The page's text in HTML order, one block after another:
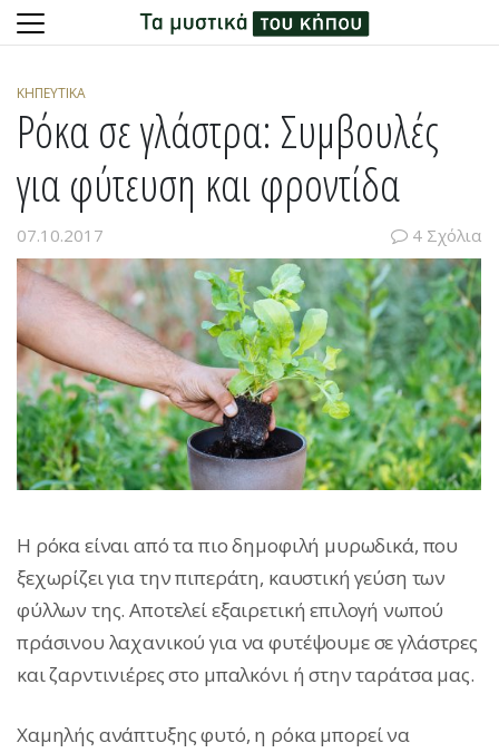
content
ΚΗΠΕΥΤΙΚΆ
Ρόκα σε γλάστρα: Συμβουλές
για φύτευση και φροντίδα
07.10.2017 4 Σχόλια
H ρόκα είναι από τα πιο δημοφιλή μυρωδικά, που
ξεχωρίζει για την πιπεράτη, καυστική γεύση των
φύλλων της. Αποτελεί εξαιρετική επιλογή νωπού
πράσινου λαχανικού για να φυτέψουμε σε γλάστρες
και ζαρντινιέρες στο μπαλκόνι ή στην ταράτσα μας.
Χαμηλής ανάπτυξης φυτό, η ρόκα μπορεί να